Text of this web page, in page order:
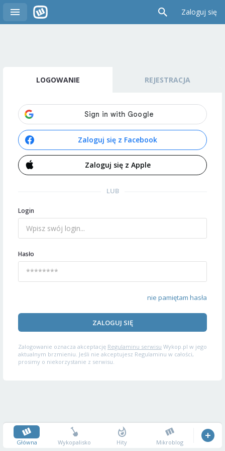
Zaloguj się
LOGOWANIE REJESTRACJA
Zaloguj się z Facebook
Zaloguj się z Apple
LUB
Login
Hasło
nie pamiętam hasła
ZALOGUJ SIĘ
Zalogowanie oznacza akceptację Regulaminu serwisu Wykop.pl w jego
aktualnym brzmieniu. Jeśli nie akceptujesz Regulaminu w całości,
prosimy o niekorzystanie z serwisu.
Główna Wykopalisko Hity Mikroblog